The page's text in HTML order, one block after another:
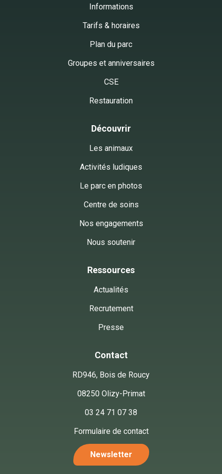
Informations
Tarifs & horaires
Plan du parc
Groupes et anniversaires
CSE
Restauration
Découvrir
Les animaux
Activités ludiques
Le parc en photos
Centre de soins
Nos engagements
Nous soutenir
Ressources
Actualités
Recrutement
Presse
Contact
RD946, Bois de Roucy
08250 Olizy-Primat
03 24 71 07 38
Formulaire de contact
Newsletter